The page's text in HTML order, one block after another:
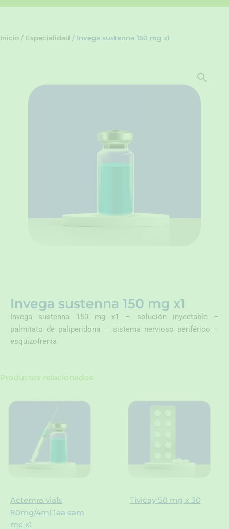
Inicio / Especialidad / Invega sustenna 150 mg x1
Invega sustenna 150 mg x1
Invega sustenna 150 mg x1 – solución inyectable –
palmitato de paliperidona – sistema nervioso periférico –
esquizofrenia
Productos relacionados
Actemra vials
80mg/4ml 1ea sam
mc x1
Tivicay 50 mg x 30